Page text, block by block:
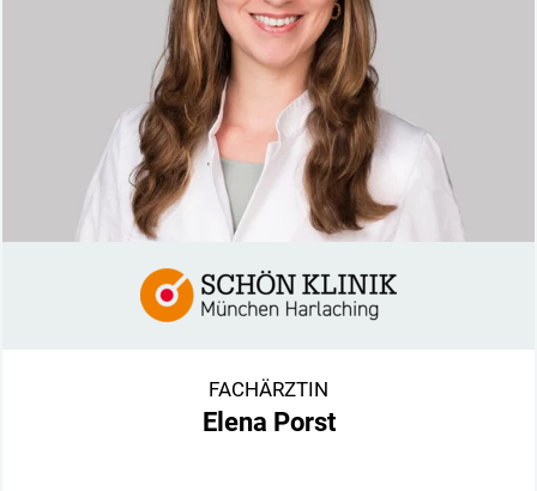
FACHÄRZTIN
Elena Porst